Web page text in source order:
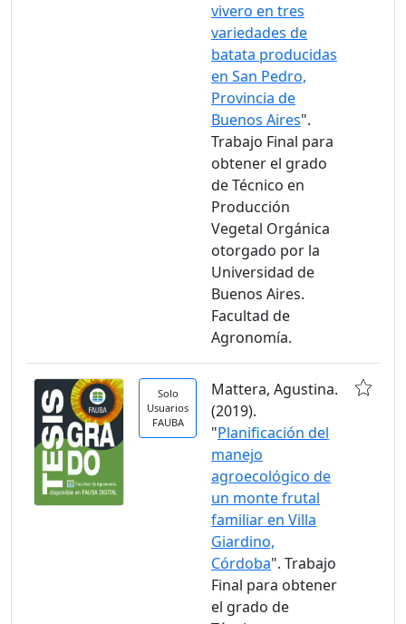
vivero en tres
variedades de
batata producidas
en San Pedro,
Provincia de
Buenos Aires".
Trabajo Final para
obtener el grado
de Técnico en
Producción
Vegetal Orgánica
otorgado por la
Universidad de
Buenos Aires.
Facultad de
Agronomía.
Solo
Usuarios
FAUBA
Mattera, Agustina.
(2019).
"Planificación del
manejo
agroecológico de
un monte frutal
familiar en Villa
Giardino,
Córdoba". Trabajo
Final para obtener
el grado de